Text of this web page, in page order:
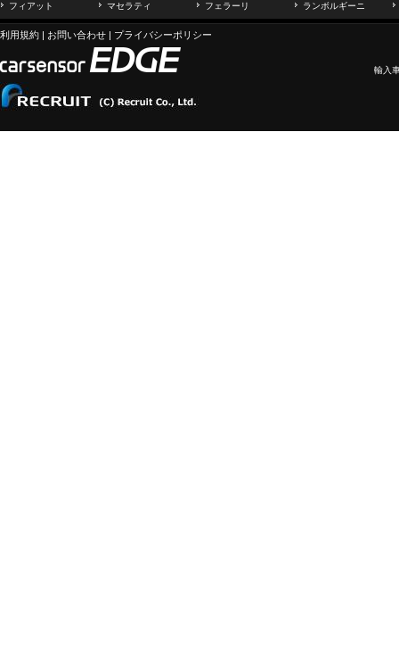
フィアット
マセラティ フェラーリ ランボルギーニ
利用規約 | お問い合わせ | プライバシーポリシー
輸入